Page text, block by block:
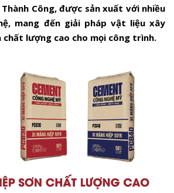
Công, được sản xuất với nhiều
mang đến giải pháp vật liệu xây
lượng cao cho mọi công trình.